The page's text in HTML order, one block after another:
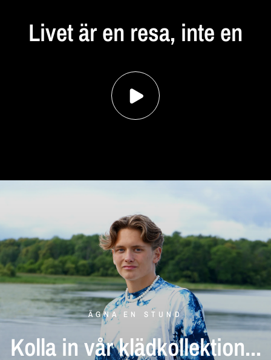
Livetären resa, inte en
ÄGNA EN STUND
Kolla in vårklädkollektion...